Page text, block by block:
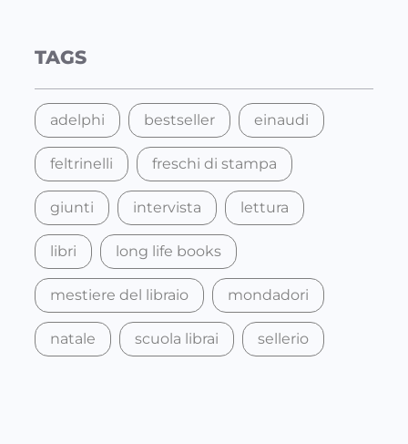
c
TAGS
adelphi bestseller einaudi
feltrinelli freschi di stampa
giunti intervista lettura
libri long life books
mestiere del libraio mondadori
natale scuola librai sellerio